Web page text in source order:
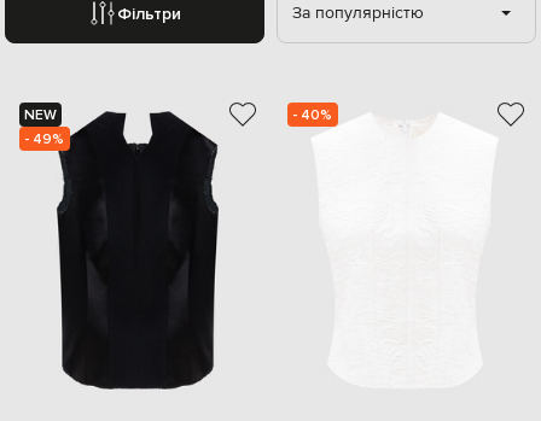
Фільтри За популярністю
NEW
- 49%
- 40%